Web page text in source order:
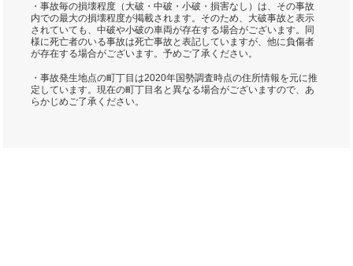
・事故毎の損壊程度（大破・中破・小破・損害なし）は、その事故
内での最大の損壊程度が掲載されます。そのため、大破事故と表示
されていても、中破や小破の車両が存在する場合がございます。同
様に死亡者のいる事故は死亡事故と表記していますが、他に負傷者
が存在する場合がございます。予めご了承ください。
・事故発生地点の町丁目は2020年国勢調査時点の住所情報を元に推
定しています。現在の町丁目名と異なる場合がございますので、あ
らかじめご了承ください。